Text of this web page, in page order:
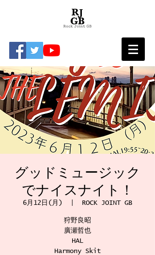
グッドミュージック
でナイスナイト！
6月12日(月) ROCK JOINT GB
狩野良昭
廣瀬哲也
HAL
Harmony Skit